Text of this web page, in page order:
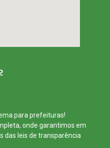
para prefeituras!
onde garantimos em
das leis de transparência